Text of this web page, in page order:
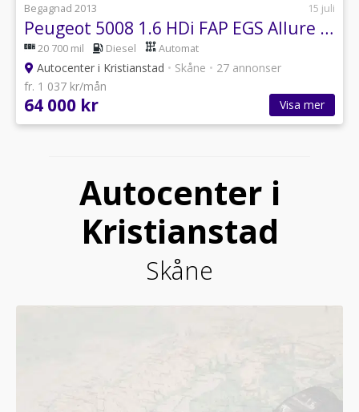
Begagnad 2013 15 juli
Peugeot 5008 1.6 HDi FAP EGS Allure Euro 5
20 700 mil Diesel Automat
Autocenter i Kristianstad • Skåne • 27 annonser
fr. 1 037 kr/mån
64 000 kr Visa mer
Autocenter i
Kristianstad
Skåne